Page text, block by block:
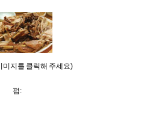
미지를 클릭해 주세요)
펌: